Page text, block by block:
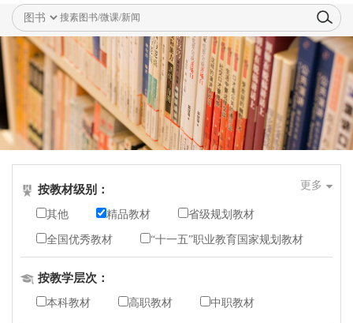
按教材级别： 更多
其他 精品教材 省级规划教材
全国优秀教材 “十一五”职业教育国家规划教材
按教学层次：
本科教材 高职教材 中职教材